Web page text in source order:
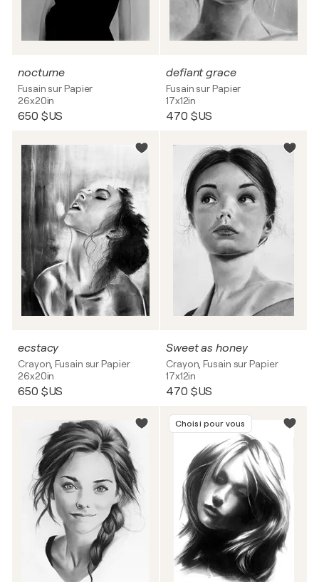
nocturne
Fusain sur Papier
26x20in
650 $US
defiant grace
Fusain sur Papier
17x12in
470 $US
ecstacy
Crayon, Fusain sur Papier
26x20in
650 $US
Sweet as honey
Crayon, Fusain sur Papier
17x12in
470 $US
Choisi pour vous